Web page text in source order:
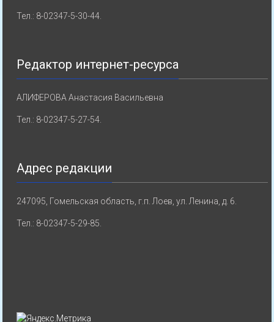
Тел.: 8-02347-5-30-44.
Редактор интернет-ресурса
АЛИФЕРОВА Анастасия Васильевна
Тел.: 8-02347-5-27-54.
Адрес редакции
247095, Гомельская область, г.п. Лоев, ул. Ленина, д. 6.
Тел.: 8-02347-5-29-85.